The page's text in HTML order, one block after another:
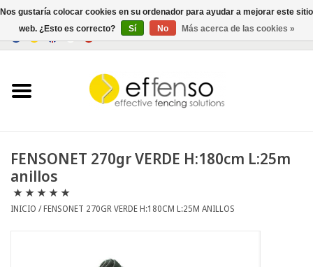
Iluminación
FENSONET 270gr VERDE H:180cm L:25m
anillos
INICIO /FENSONET 270GR VERDE H:180CM L:25M ANILLOS
Nos gustaría colocar cookies en su ordenador para ayudar a mejorar este sitio
web. ¿Esto es correcto?
Sí No Más acerca de las cookies »